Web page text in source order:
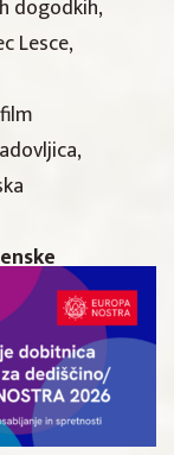
dogodkih,
Lesce,
Poletni
vstop